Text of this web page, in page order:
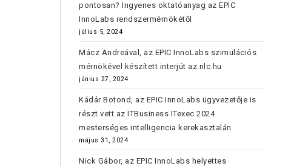
pontosan? Ingyenes oktatóanyag az EPIC
InnoLabs rendszermérnökétől
július 5, 2024
Mácz Andreával, az EPIC InnoLabs szimulációs
mérnökével készített interjút az nlc.hu
június 27, 2024
Kádár Botond, az EPIC InnoLabs ügyvezetője is
részt vett az ITBusiness ITexec 2024
mesterséges intelligencia kerekasztalán
május 31, 2024
Nick Gábor, az EPIC InnoLabs helyettes